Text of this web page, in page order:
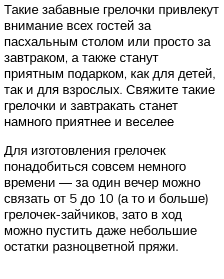
Такие забавные грелочки привлекут
внимание всех гостей за
пасхальным столом или просто за
завтраком, а также станут
приятным подарком, как для детей,
так и для взрослых. Свяжите такие
грелочки и завтракать станет
намного приятнее и веселее
Для изготовления грелочек
понадобиться совсем немного
времени — за один вечер можно
связать от 5 до 10 (а то и больше)
грелочек-зайчиков, зато в ход
можно пустить даже небольшие
остатки разноцветной пряжи.